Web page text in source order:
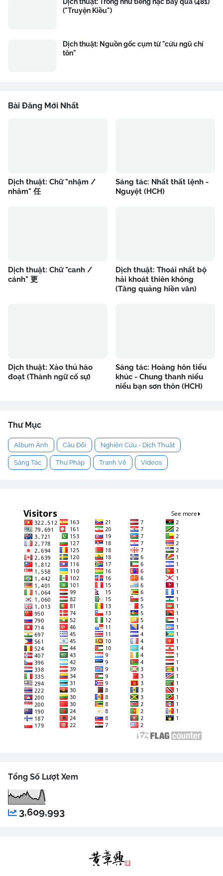
("Truyện Kiều")
Dịch thuật: Nguồn gốc cụm từ "cửu ngũ chí
tôn"
Bài Đăng Mới Nhất
Dịch thuật: Chữ "nhậm /
nhâm" 任
Sáng tác: Nhất thất lệnh -
Nguyệt (HCH)
Dịch thuật: Chữ "canh /
cánh" 更
Dịch thuật: Thoái nhất bộ
hải khoát thiên không
(Tăng quảng hiền văn)
Dịch thuật: Xảo thủ hào
đoạt (Thành ngữ cố sự)
Sáng tác: Hoàng hôn tiểu
khúc - Chung thanh niểu
niểu bạn sơn thôn (HCH)
Thư Mục
Album Ảnh Câu Đối Nghiên Cứu - Dịch Thuật
Sáng Tác Thư Pháp Tranh Vẽ Videos
Tổng Số Lượt Xem
3,609,993